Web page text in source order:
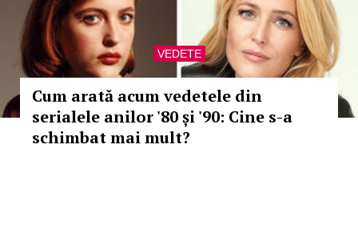
VEDETE
Cum arată acum vedetele din
serialele anilor '80 și '90: Cine s-a
schimbat mai mult?